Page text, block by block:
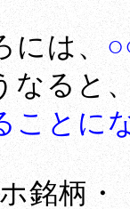
には、
なると
ことに
銘柄